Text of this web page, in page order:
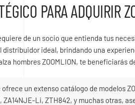
PARA ADQUIRIR
de un socio que entienda tus
distribuidor ideal, brindando una
hombres ZOOMLION, te beneficiarás
ofrece un extenso catálogo de modelos
Li, ZTH842, y muchas otras,